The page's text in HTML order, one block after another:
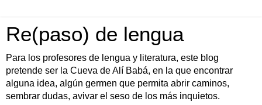
Re(paso) de lengua
Para los profesores de lengua y literatura, este blog
pretende ser la Cueva de Alí Babá, en la que encontrar
alguna idea, algún germen que permita abrir caminos,
sembrar dudas, avivar el seso de los más inquietos.